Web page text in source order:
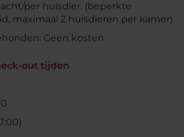
per huisdier. (beperkte
maximaal 2 huisdieren per kamer)
Geen kosten
out tijden